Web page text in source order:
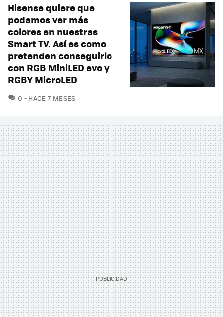
Hisense quiere que
podamos ver más
colores en nuestras
Smart TV. Así es como
pretenden conseguirlo
con RGB MiniLED evo y
RGBY MicroLED
0 COMENTARIOS
HACE 7 MESES